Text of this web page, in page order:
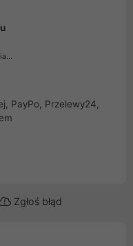
PayPo, Przelewy24,
Zgłoś błąd